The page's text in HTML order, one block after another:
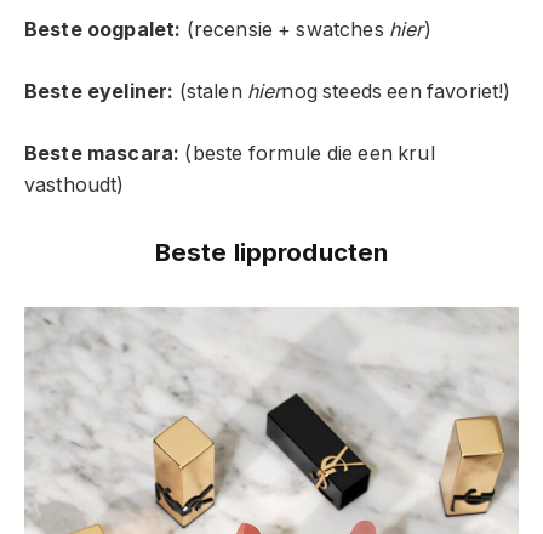
Beste oogpalet: (recensie + swatches hier)
Beste eyeliner: (stalen hiernog steeds een favoriet!)
Beste mascara: (beste formule die een krul
vasthoudt)
Beste lipproducten